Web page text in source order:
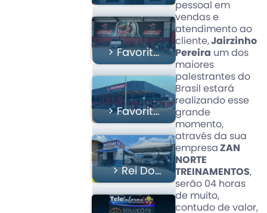
Comunicação
Visual
> Favorito
Supermercados
02
> Favorito
Supermercados
> Rei Do
Gás –
Juína, MT
pessoal em
vendas e
atendimento ao
cliente,Jairzinho
Pereira um dos
maiores
palestrantes do
Brasil estará
realizando esse
grande
momento,
através da sua
empresa ZAN
NORTE
TREINAMENTOS,
serão 04 horas
de muito,
contudo de valor,